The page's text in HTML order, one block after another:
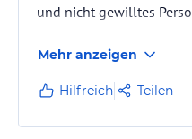
und nicht gewilltes
Mehr anzeigen
Hilfreich Teilen